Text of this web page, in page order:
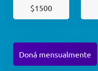
$1500
Doná mensualmente